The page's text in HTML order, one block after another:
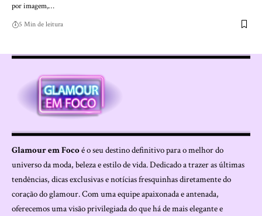
por imagem,…
5 Min de leitura
Glamour em Focoé o seu destino definitivo para o melhor do
universo da moda, beleza e estilo de vida. Dedicado a trazer as últimas
tendências, dicas exclusivas e notícias fresquinhas diretamente do
coração do glamour. Com uma equipe apaixonada e antenada,
oferecemos uma visão privilegiada do que há de mais elegante e